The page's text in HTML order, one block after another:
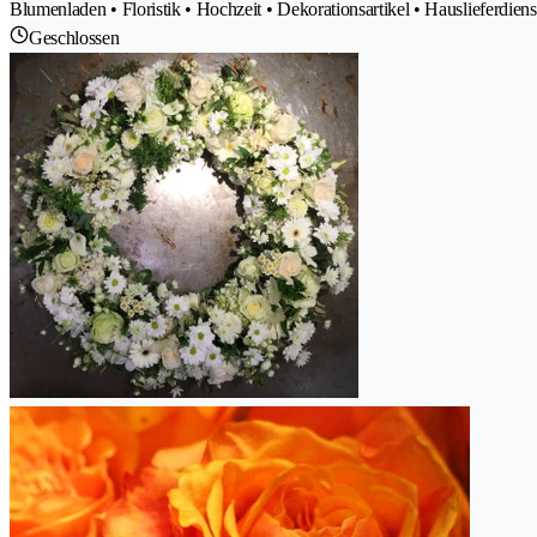
Blumenladen • Floristik • Hochzeit • Dekorationsartikel •
Geschlossen